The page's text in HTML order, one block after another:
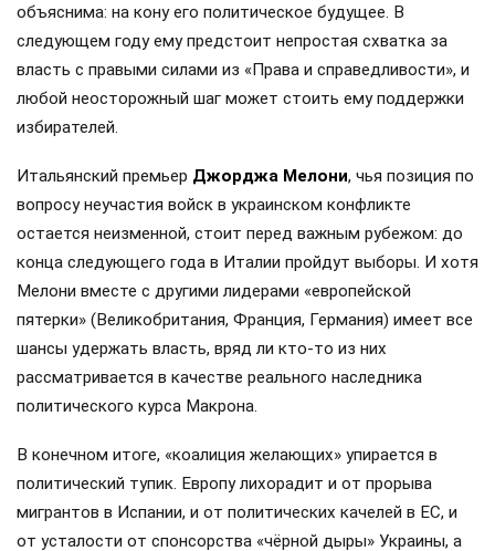
объяснима: на кону его политическое будущее. В
следующем году ему предстоит непростая схватка за
власть с правыми силами из «Права и справедливости», и
любой неосторожный шаг может стоить ему поддержки
избирателей.
Итальянский премьер Джорджа Мелони, чья позиция по
вопросу неучастия войск в украинском конфликте
остается неизменной, стоит перед важным рубежом: до
конца следующего года в Италии пройдут выборы. И хотя
Мелони вместе с другими лидерами «европейской
пятерки» (Великобритания, Франция, Германия) имеет все
шансы удержать власть, вряд ли кто-то из них
рассматривается в качестве реального наследника
политического курса Макрона.
В конечном итоге, «коалиция желающих» упирается в
политический тупик. Европу лихорадит и от прорыва
мигрантов в Испании, и от политических качелей в ЕС, и
от усталости от спонсорства «чёрной дыры» Украины, а